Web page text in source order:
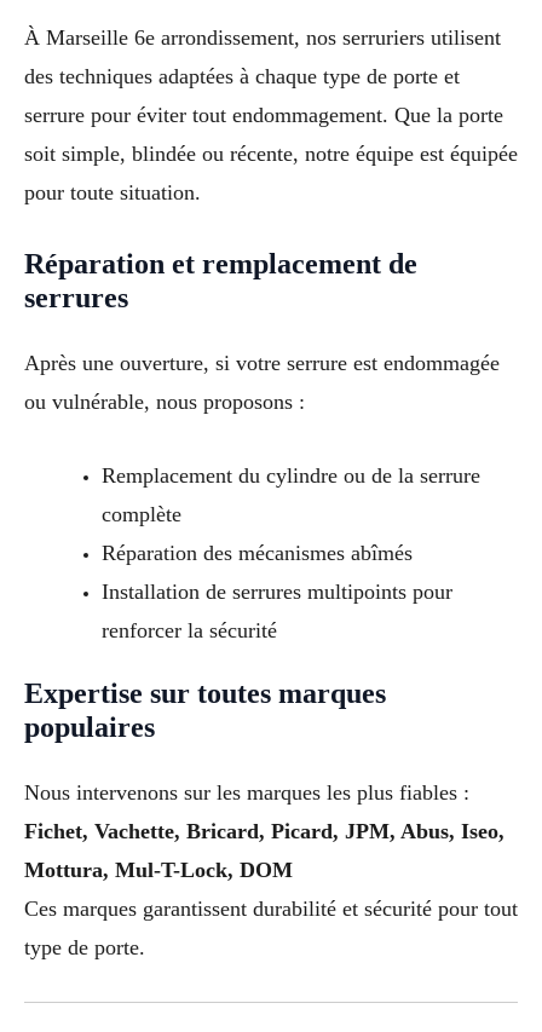
À Marseille 6e arrondissement, nos serruriers utilisent
des techniques adaptées à chaque type de porte et
serrure pour éviter tout endommagement. Que la porte
soit simple, blindée ou récente, notre équipe est équipée
pour toute situation.
Réparation et remplacement de
serrures
Après une ouverture, si votre serrure est endommagée
ou vulnérable, nous proposons :
Remplacement du cylindre ou de la serrure
complète
Réparation des mécanismes abîmés
Installation de serrures multipoints pour
renforcer la sécurité
Expertise sur toutes marques
populaires
Nous intervenons sur les marques les plus fiables :
Fichet, Vachette, Bricard, Picard, JPM, Abus, Iseo,
Mottura, Mul-T-Lock, DOM
Ces marques garantissent durabilité et sécurité pour tout
type de porte.